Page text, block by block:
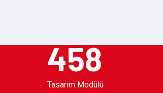
458
Tasarım Modülü